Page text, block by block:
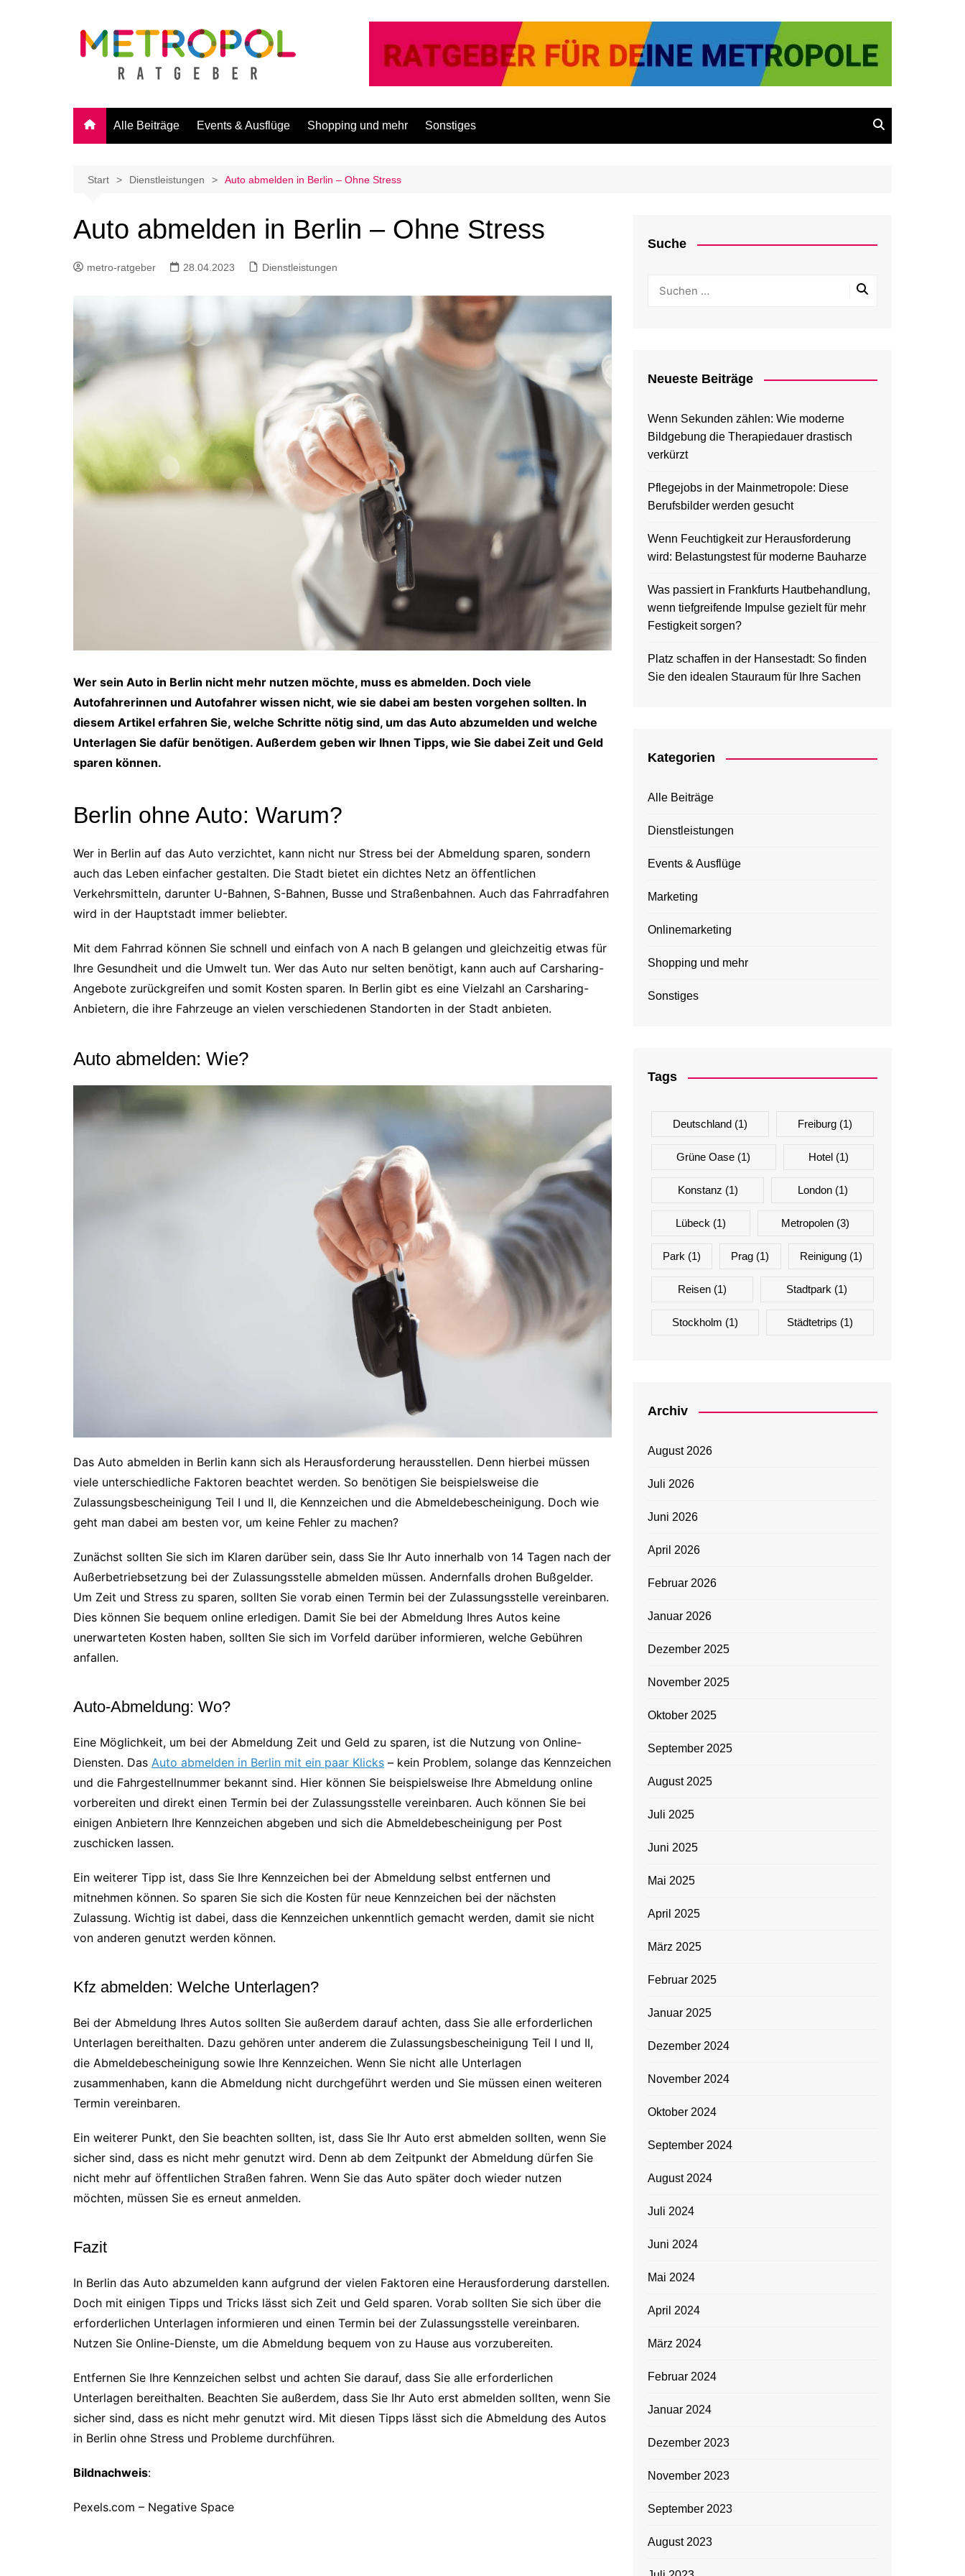
Alle Beiträge Events & Ausflüge Shopping und mehr Sonstiges
Start Dienstleistungen Auto abmelden in Berlin – Ohne Stress
Auto abmelden in Berlin – Ohne Stress
metro-ratgeber 28.04.2023 Dienstleistungen
Wer sein Auto in Berlin nicht mehr nutzen möchte, muss es abmelden. Doch viele
Autofahrerinnen und Autofahrer wissen nicht, wie sie dabei am besten vorgehen sollten. In
diesem Artikel erfahren Sie, welche Schritte nötig sind, um das Auto abzumelden und welche
Unterlagen Sie dafür benötigen. Außerdem geben wir Ihnen Tipps, wie Sie dabei Zeit und Geld
sparen können.
Berlin ohne Auto: Warum?
Wer in Berlin auf das Auto verzichtet, kann nicht nur Stress bei der Abmeldung sparen, sondern
auch das Leben einfacher gestalten. Die Stadt bietet ein dichtes Netz an öffentlichen
Verkehrsmitteln, darunter U-Bahnen, S-Bahnen, Busse und Straßenbahnen. Auch das Fahrradfahren
wird in der Hauptstadt immer beliebter.
Mit dem Fahrrad können Sie schnell und einfach von A nach B gelangen und gleichzeitig etwas für
Ihre Gesundheit und die Umwelt tun. Wer das Auto nur selten benötigt, kann auch auf Carsharing-
Angebote zurückgreifen und somit Kosten sparen. In Berlin gibt es eine Vielzahl an Carsharing-
Anbietern, die ihre Fahrzeuge an vielen verschiedenen Standorten in der Stadt anbieten.
Auto abmelden: Wie?
Das Auto abmelden in Berlin kann sich als Herausforderung herausstellen. Denn hierbei müssen
viele unterschiedliche Faktoren beachtet werden. So benötigen Sie beispielsweise die
Zulassungsbescheinigung Teil I und II, die Kennzeichen und die Abmeldebescheinigung. Doch wie
geht man dabei am besten vor, um keine Fehler zu machen?
Zunächst sollten Sie sich im Klaren darüber sein, dass Sie Ihr Auto innerhalb von 14 Tagen nach der
Außerbetriebsetzung bei der Zulassungsstelle abmelden müssen. Andernfalls drohen Bußgelder.
Um Zeit und Stress zu sparen, sollten Sie vorab einen Termin bei der Zulassungsstelle vereinbaren.
Dies können Sie bequem online erledigen. Damit Sie bei der Abmeldung Ihres Autos keine
unerwarteten Kosten haben, sollten Sie sich im Vorfeld darüber informieren, welche Gebühren
anfallen.
Auto-Abmeldung: Wo?
Eine Möglichkeit, um bei der Abmeldung Zeit und Geld zu sparen, ist die Nutzung von Online-
Diensten. Das Auto abmelden in Berlin mit ein paar Klicks – kein Problem, solange das Kennzeichen
und die Fahrgestellnummer bekannt sind. Hier können Sie beispielsweise Ihre Abmeldung online
vorbereiten und direkt einen Termin bei der Zulassungsstelle vereinbaren. Auch können Sie bei
einigen Anbietern Ihre Kennzeichen abgeben und sich die Abmeldebescheinigung per Post
zuschicken lassen.
Ein weiterer Tipp ist, dass Sie Ihre Kennzeichen bei der Abmeldung selbst entfernen und
mitnehmen können. So sparen Sie sich die Kosten für neue Kennzeichen bei der nächsten
Zulassung. Wichtig ist dabei, dass die Kennzeichen unkenntlich gemacht werden, damit sie nicht
von anderen genutzt werden können.
Kfz abmelden: Welche Unterlagen?
Bei der Abmeldung Ihres Autos sollten Sie außerdem darauf achten, dass Sie alle erforderlichen
Unterlagen bereithalten. Dazu gehören unter anderem die Zulassungsbescheinigung Teil I und II,
die Abmeldebescheinigung sowie Ihre Kennzeichen. Wenn Sie nicht alle Unterlagen
zusammenhaben, kann die Abmeldung nicht durchgeführt werden und Sie müssen einen weiteren
Termin vereinbaren.
Ein weiterer Punkt, den Sie beachten sollten, ist, dass Sie Ihr Auto erst abmelden sollten, wenn Sie
sicher sind, dass es nicht mehr genutzt wird. Denn ab dem Zeitpunkt der Abmeldung dürfen Sie
nicht mehr auf öffentlichen Straßen fahren. Wenn Sie das Auto später doch wieder nutzen
möchten, müssen Sie es erneut anmelden.
Fazit
In Berlin das Auto abzumelden kann aufgrund der vielen Faktoren eine Herausforderung darstellen.
Doch mit einigen Tipps und Tricks lässt sich Zeit und Geld sparen. Vorab sollten Sie sich über die
erforderlichen Unterlagen informieren und einen Termin bei der Zulassungsstelle vereinbaren.
Nutzen Sie Online-Dienste, um die Abmeldung bequem von zu Hause aus vorzubereiten.
Entfernen Sie Ihre Kennzeichen selbst und achten Sie darauf, dass Sie alle erforderlichen
Unterlagen bereithalten. Beachten Sie außerdem, dass Sie Ihr Auto erst abmelden sollten, wenn Sie
sicher sind, dass es nicht mehr genutzt wird. Mit diesen Tipps lässt sich die Abmeldung des Autos
in Berlin ohne Stress und Probleme durchführen.
Bildnachweis:
Pexels.com – Negative Space
Suche
Neueste Beiträge
Wenn Sekunden zählen: Wie moderne
Bildgebung die Therapiedauer drastisch
verkürzt
Pflegejobs in der Mainmetropole: Diese
Berufsbilder werden gesucht
Wenn Feuchtigkeit zur Herausforderung
wird: Belastungstest für moderne Bauharze
Was passiert in Frankfurts Hautbehandlung,
wenn tiefgreifende Impulse gezielt für mehr
Festigkeit sorgen?
Platz schaffen in der Hansestadt: So finden
Sie den idealen Stauraum für Ihre Sachen
Kategorien
Alle Beiträge
Dienstleistungen
Events & Ausflüge
Marketing
Onlinemarketing
Shopping und mehr
Sonstiges
Tags
Deutschland (1) Freiburg (1)
Grüne Oase (1) Hotel(1)
Konstanz (1) London(1)
Lübeck (1) Metropolen (3)
Park (1) Prag (1) Reinigung(1)
Reisen(1) Stadtpark (1)
Stockholm (1) Städtetrips (1)
Archiv
August 2026
Juli 2026
Juni 2026
April 2026
Februar 2026
Januar 2026
Dezember 2025
November 2025
Oktober 2025
September 2025
August 2025
Juli 2025
Juni 2025
Mai 2025
April 2025
März 2025
Februar 2025
Januar 2025
Dezember 2024
November 2024
Oktober 2024
September 2024
August 2024
Juli 2024
Juni 2024
Mai 2024
April 2024
März 2024
Februar 2024
Januar 2024
Dezember 2023
November 2023
September 2023
August 2023